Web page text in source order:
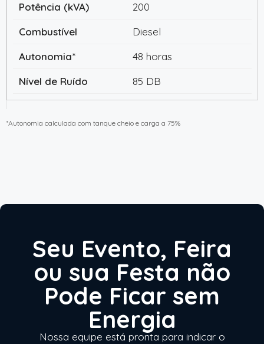
200
Diesel
48 horas
85 DB
*Autonomia calculada com tanque cheio e carga a 75%
Seu Evento, Feira
ou sua Festa não
Pode Ficar sem
Energia
Nossa equipe está pronta para indicar o